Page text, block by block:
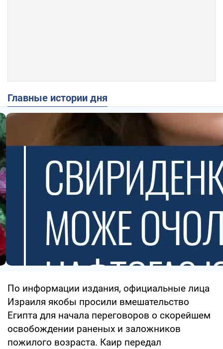
Главные истории дня
По информации издания, официальные лица
Израиля якобы просили вмешательство
Египта для начала переговоров о скорейшем
освобождении раненых и заложников
пожилого возраста. Каир передал